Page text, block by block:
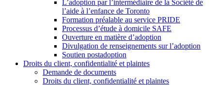
L’adoption par l’intermédiaire de la Société de
l’aide à l’enfance de Toronto
Formation préalable au service PRIDE
Processus d’étude à domicile SAFE
Ouverture en matière d’adoption
Divulgation de renseignements sur l’adoption
Soutien postadoption
Droits du client, confidentialité et plaintes
Demande de documents
Droits du client, confidentialité et plaintes